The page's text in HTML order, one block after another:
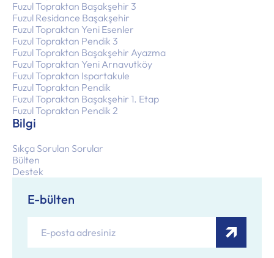
Fuzul Topraktan Başakşehir 3
Fuzul Residance Başakşehir
Fuzul Topraktan Yeni Esenler
Fuzul Topraktan Pendik 3
Fuzul Topraktan Başakşehir Ayazma
Fuzul Topraktan Yeni Arnavutköy
Fuzul Topraktan Ispartakule
Fuzul Topraktan Pendik
Fuzul Topraktan Başakşehir 1. Etap
Fuzul Topraktan Pendik 2
Bilgi
Sıkça Sorulan Sorular
Bülten
Destek
E-bülten